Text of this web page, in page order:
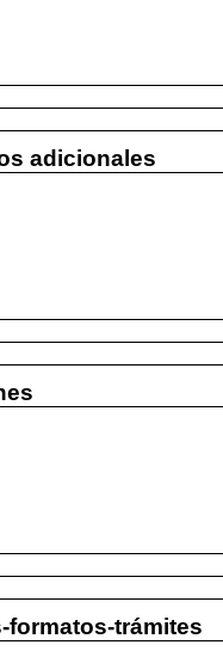
adicionales
formatos-trámites